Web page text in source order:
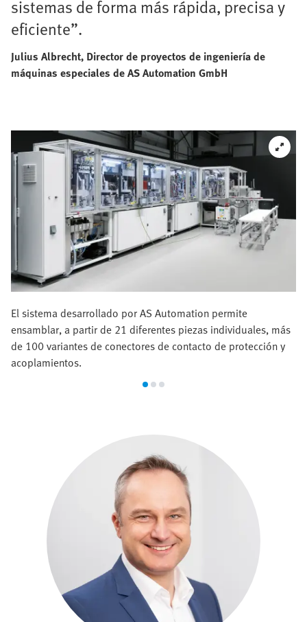
sistemas de forma más rápida, precisa y
eficiente”.
Julius Albrecht, Director de proyectos de ingeniería de
máquinas especiales de AS Automation GmbH
El sistema desarrollado por AS Automation permite
ensamblar, a partir de 21 diferentes piezas individuales, más
de 100 variantes de conectores de contacto de protección y
acoplamientos.